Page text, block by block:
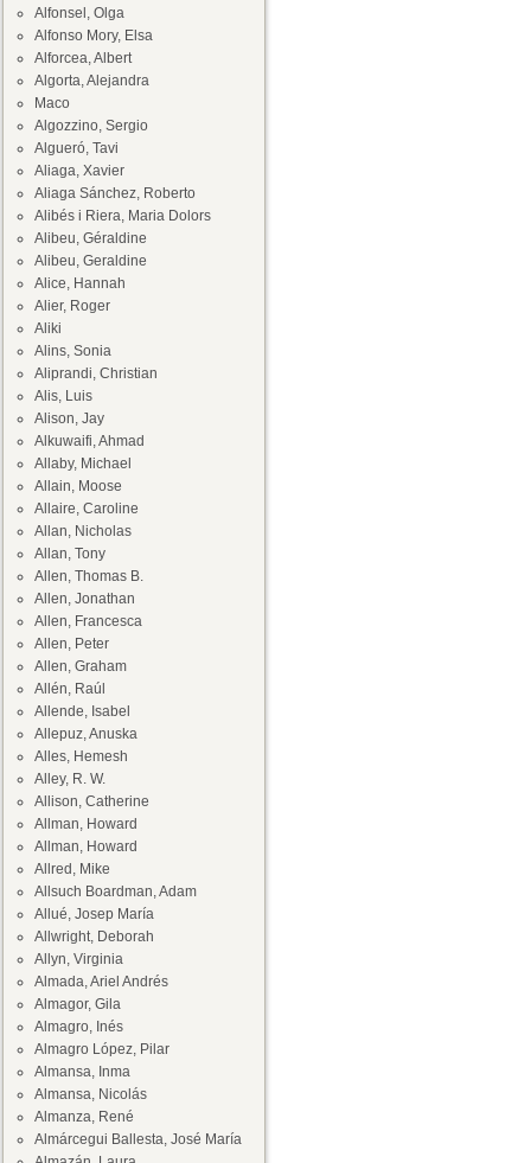
Alfonsel, Olga
Alfonso Mory, Elsa
Alforcea, Albert
Algorta, Alejandra
Maco
Algozzino, Sergio
Algueró, Tavi
Aliaga, Xavier
Aliaga Sánchez, Roberto
Alibés i Riera, Maria Dolors
Alibeu, Géraldine
Alibeu, Geraldine
Alice, Hannah
Alier, Roger
Aliki
Alins, Sonia
Aliprandi, Christian
Alis, Luis
Alison, Jay
Alkuwaifi, Ahmad
Allaby, Michael
Allain, Moose
Allaire, Caroline
Allan, Nicholas
Allan, Tony
Allen, Thomas B.
Allen, Jonathan
Allen, Francesca
Allen, Peter
Allen, Graham
Allén, Raúl
Allende, Isabel
Allepuz, Anuska
Alles, Hemesh
Alley, R. W.
Allison, Catherine
Allman, Howard
Allman, Howard
Allred, Mike
Allsuch Boardman, Adam
Allué, Josep María
Allwright, Deborah
Allyn, Virginia
Almada, Ariel Andrés
Almagor, Gila
Almagro, Inés
Almagro López, Pilar
Almansa, Inma
Almansa, Nicolás
Almanza, René
Almárcegui Ballesta, José María